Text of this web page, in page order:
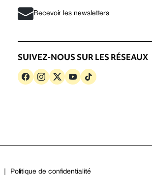
Recevoir les newsletters
SUIVEZ-NOUS SUR LES RÉSEAUX
Politique de confidentialité